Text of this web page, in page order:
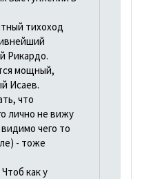
тихоход
Рикардо.
мощный,
Исаев.
что
лично не вижу
чего то
- тоже
как у